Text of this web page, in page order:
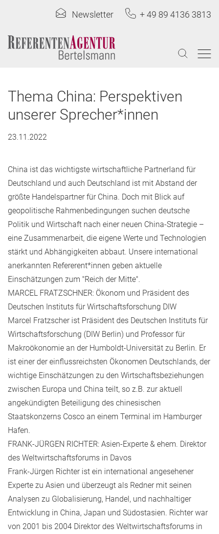
Newsletter + 49 89 4136 3813
Thema China: Perspektiven
unserer Sprecher*innen
23.11.2022
China ist das wichtigste wirtschaftliche Partnerland für
Deutschland und auch Deutschland ist mit Abstand der
größte Handelspartner für China. Doch mit Blick auf
geopolitische Rahmenbedingungen suchen deutsche
Politik und Wirtschaft nach einer neuen China-Strategie –
eine Zusammenarbeit, die eigene Werte und Technologien
stärkt und Abhängigkeiten abbaut. Unsere international
anerkannten Refererent*innen geben aktuelle
Einschätzungen zum "Reich der Mitte".
MARCEL FRATZSCHNER: Ökonom und Präsident des
Deutschen Instituts für Wirtschaftsforschung DIW
Marcel Fratzscherist Präsident des Deutschen Instituts für
Wirtschaftsforschung (DIW Berlin) und Professor für
Makroökonomie an der Humboldt-Universität zu Berlin. Er
ist einer der einflussreichsten Ökonomen Deutschlands, der
wichtige Einschätzungen zu den Wirtschaftsbeziehungen
zwischen Europa und China teilt, so z.B. zur aktuell
angekündigten Beteiligung des chinesischen
Staatskonzerns Cosco an einem Terminal im Hamburger
Hafen.
FRANK-JÜRGEN RICHTER: Asien-Experte & ehem. Direktor
des Weltwirtschaftsforums in Davos
Frank-Jürgen Richterist ein international angesehener
Experte zu Asien und überzeugt als Redner mit seinen
Analysen zu Globalisierung, Handel, und nachhaltiger
Entwicklung in China, Japan und Südostasien. Richter war
von 2001 bis 2004 Direktor des Weltwirtschaftsforums in